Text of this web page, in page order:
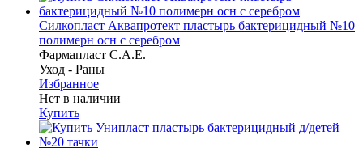
Силкопласт Аквапротект пластырь бактерицидный №10
полимерн осн с серебром
Фармапласт С.А.Е.
Уход - Раны
Избранное
Нет в наличии
Купить